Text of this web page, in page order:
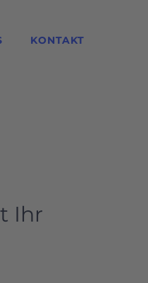
KONTAKT
Ihr